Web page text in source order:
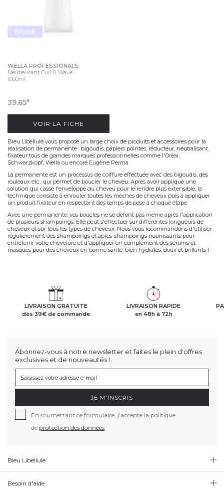
ÉPUISÉ
WELLA PROFESSIONALS
Neutralisant Curl & Wave
1000ml
39,65€
VOIR LA FICHE
Bleu Libellule vous propose un large choix de produits et accessoires pour la
réalisation de permanente : bigoudis, papiers pointes, réducteur, neutralisant,
fixateur tous de grandes marques professionnelles comme l'Oréal,
Schwarzkopf, Wella ou encore Eugène Perma.
La permanente est un processus de coiffure effectuée avec des bigoudis, des
rouleaux etc.. qui permet de boucler le cheveu. Après avoir appliqué une
solution qui casse l'enveloppe du cheveu pour le rendre plus extensible, la
technique consiste à enrouler toutes les mèches de cheveux puis à appliquer
un produit fixateur en respectant des temps de pose à chaque étape.
Avec une permanente, vos boucles ne se défont pas même après l'application
de plusieurs shampoings. Elle peut s'effectuer sur différentes longueurs de
cheveux et sur tous les types de cheveux. Nous vous recommandons d'utiliser
régulièrement des shampoings et après-shampoings nourrissants pour
entretenir votre chevelure et d'appliquer en complément des sérums et
masques pour des cheveux en bonne santé, bien hydratés, doux et brillants !
LIVRAISON GRATUITE
dès 39€ de commande
LIVRAISON RAPIDE
en 48h à 72h
Abonnez-vous à notre newsletter et faites le plein d'offres
exclusives et de nouveautés !
JE M'INSCRIS
En soumettant ce formulaire, j'accepte la politique
de protection des données
Bleu Libellule
Besoin d'aide